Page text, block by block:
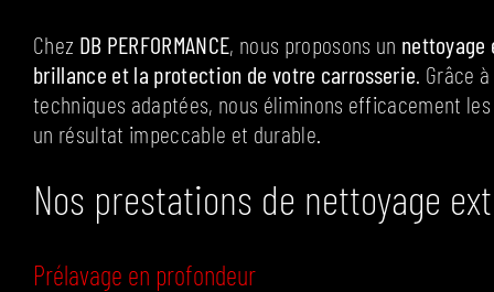
Chez DB PERFORMANCE, nous proposons un nettoyage
brillance et la protection de votre carrosserie . Grâce
techniques adaptées, nous éliminons efficacement
un résultat impeccable et durable.
Nos prestations de nettoyage
Prélavage en profondeur